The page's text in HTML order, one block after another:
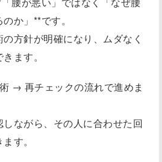
か」**です。
方針が明確になり、ムダなく
ます。
→ 再チェックの流れで進めま
ながら、その人に合わせた回
す。